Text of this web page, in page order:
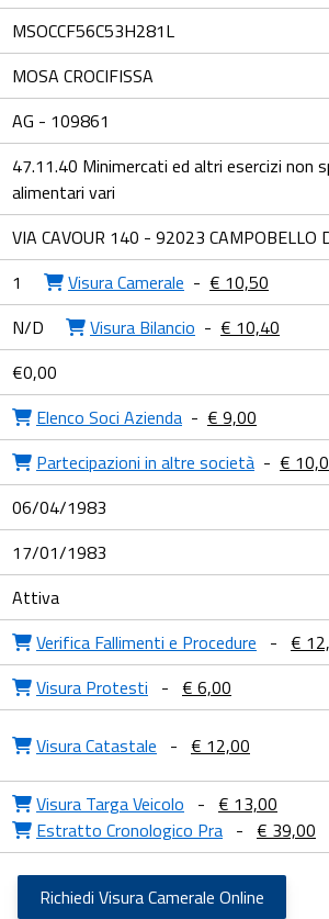
MSOCCF56C53H281L
MOSA CROCIFISSA
AG - 109861
47.11.40 Minimercati ed altri esercizi non
alimentari vari
VIA CAVOUR 140 - 92023 CAMPOBELLO
1 Visura Camerale - € 10,50
N/D Visura Bilancio - € 10,40
€0,00
Elenco Soci Azienda - € 9,00
Partecipazioni in altre società - €
06/04/1983
17/01/1983
Attiva
Verifica Fallimenti e Procedure - €
Visura Protesti - € 6,00
Visura Catastale - € 12,00
Visura Targa Veicolo - € 13,00
Estratto Cronologico Pra - € 39,00
Richiedi Visura Camerale Online